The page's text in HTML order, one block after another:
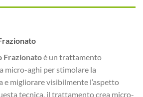
Frazionatoè un trattamento
micro-aghi per stimolare la
e migliorare visibilmente l’aspetto
tecnica, il trattamento crea micro-